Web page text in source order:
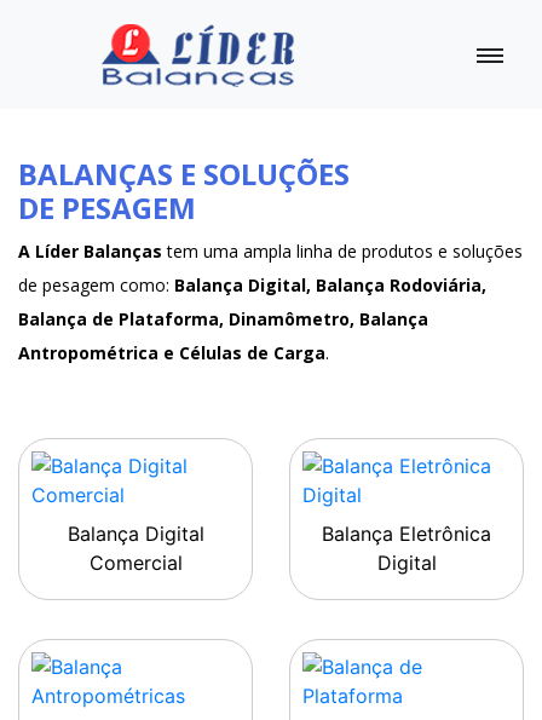
BALANÇAS E SOLUÇÕES
DE PESAGEM
A Líder Balanças tem uma ampla linha de produtos e soluções
de pesagem como: Balança Digital, Balança Rodoviária,
Balança de Plataforma, Dinamômetro, Balança
Antropométrica e Células de Carga.
Balança Digital
Comercial
Balança Eletrônica
Digital